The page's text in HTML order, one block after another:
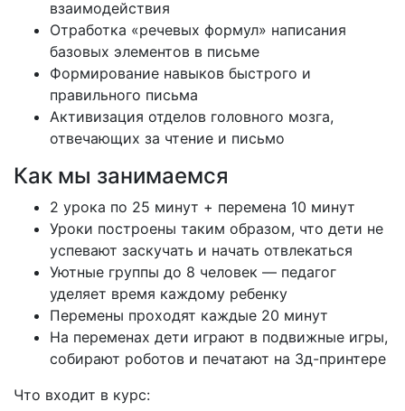
взаимодействия
Отработка «речевых формул» написания
базовых элементов в письме
Формирование навыков быстрого и
правильного письма
Активизация отделов головного мозга,
отвечающих за чтение и письмо
Как мы занимаемся
2 урока по 25 минут + перемена 10 минут
Уроки построены таким образом, что дети не
успевают заскучать и начать отвлекаться
Уютные группы до 8 человек — педагог
уделяет время каждому ребенку
Перемены проходят каждые 20 минут
На переменах дети играют в подвижные игры,
собирают роботов и печатают на 3д-принтере
Что входит в курс: